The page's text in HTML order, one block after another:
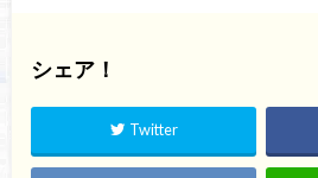
シェア！
Twitter